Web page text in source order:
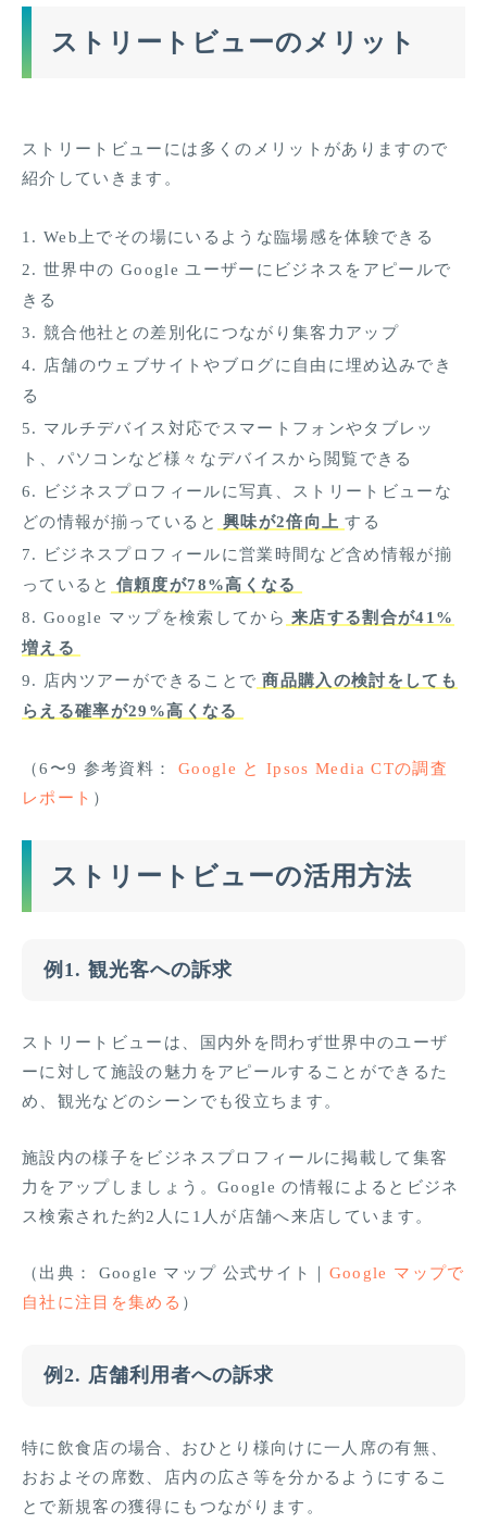
ストリートビューのメリット
ストリートビューには多くのメリットがありますので
紹介していきます。
Web上でその場にいるような臨場感を体験できる
世界中の Google ユーザーにビジネスをアピールで
きる
競合他社との差別化につながり集客力アップ
店舗のウェブサイトやブログに自由に埋め込みでき
る
マルチデバイス対応でスマートフォンやタブレッ
ト、パソコンなど様々なデバイスから閲覧できる
ビジネスプロフィールに写真、ストリートビューな
どの情報が揃っていると 興味が2倍向上 する
ビジネスプロフィールに営業時間など含め情報が揃
っていると
信頼度が78%高くなる
Google マップを検索してから 来店する割合が41%
増える
店内ツアーができることで 商品購入の検討をしても
らえる確率が29%高くなる
（6〜9 参考資料：
Google と Ipsos Media CTの調査
レポート ）
ストリートビューの活用方法
例1. 観光客への訴求
ストリートビューは、国内外を問わず世界中のユーザ
ーに対して施設の魅力をアピールすることができるた
め、観光などのシーンでも役立ちます。
施設内の様子をビジネスプロフィールに掲載して集客
力をアップしましょう。Google の情報によるとビジネ
ス検索された約2人に1人が店舗へ来店しています。
（出典： Google マップ 公式サイト｜ Google マップで
自社に注目を集める ）
例2. 店舗利用者への訴求
特に飲食店の場合、おひとり様向けに一人席の有無、
おおよその席数、店内の広さ等を分かるようにするこ
とで新規客の獲得にもつながります。